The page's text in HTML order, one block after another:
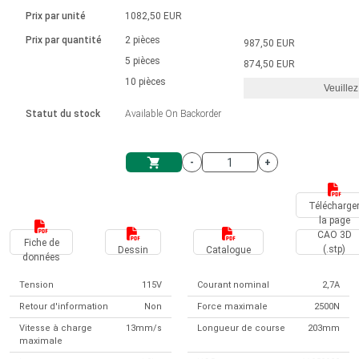
Système d'unité
Solénoïdes
Ø 28-42| 1-1400 rpm | <= 290Ncm
Contrôleur de moteur CC sans
Pilotes de moteurs à courant
continu à balais série DPWM
Pilotes de moteur pas à pas
Synchrone-Asynchrone | pour 1-4 actionneurs
Boîtes de contrôle
Synchrone-Asynchrone | pour 1-4 actionneurs
Français (EUR)
Norsk (NOK)
Suomi (EUR)
Svenska (SEK)
Prix par unité
Prix par quantité
Statut du stock
1082,50 EUR
2 pièces
5 pièces
10 pièces
Available On Backorder
987,50 EUR
874,50 EUR
- +
Télécharger
la page
Fiche de
données
Dessin Catalogue
CAO 3D
(.stp)
Tension 115V Courant nominal 2,7A
Retour d'information Non Force maximale 2500N
Vitesse à charge
maximale
13mm/s Longueur de course 203mm